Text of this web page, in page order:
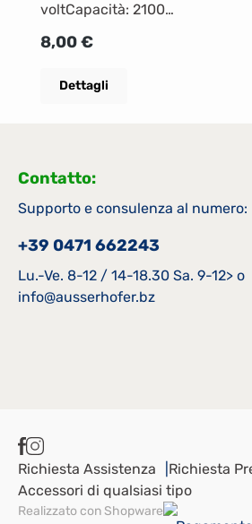
voltCapacità: 2100
imballaggio:Larghezza: 12
8,3 cmPeso: 0,06 kgScheda
Prezzo normale:
8,00 €
Dettagli
Contatto:
Supporto e consulenza al numero:
+39 0471 662243
Lu.-Ve. 8-12 / 14-18.30 Sa. 9-12> o
info@ausserhofer.bz
Richiesta Assistenza Richiesta
Accessori di qualsiasi tipo
Realizzato con Shopware